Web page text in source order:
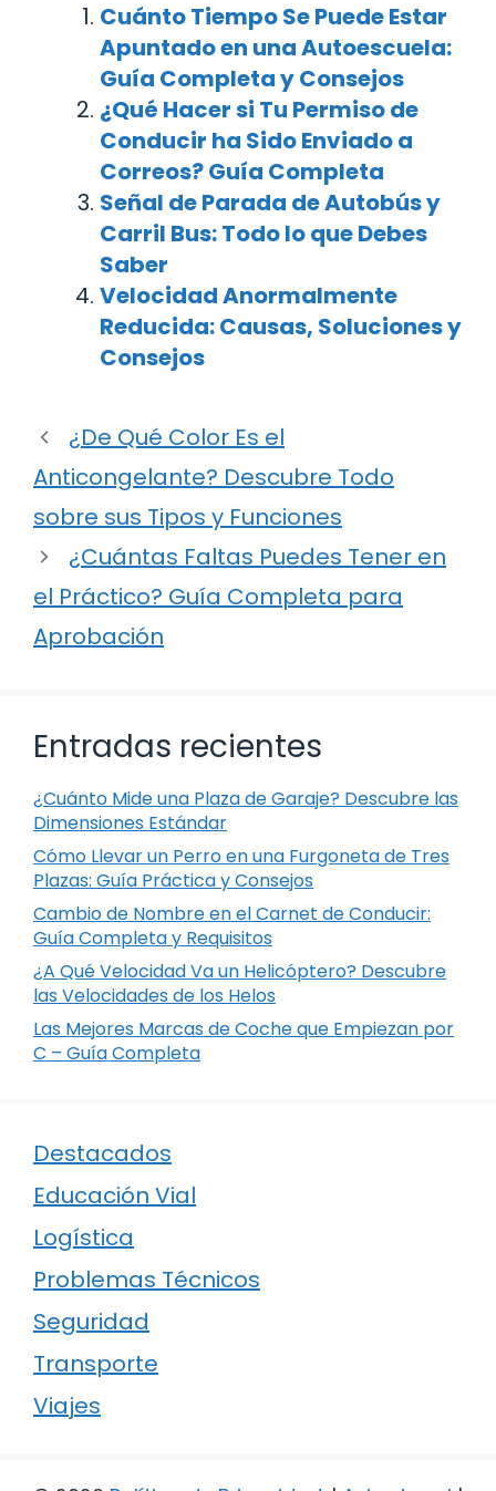
Cuánto Tiempo Se Puede Estar
Apuntado en una Autoescuela:
Guía Completa y Consejos
¿Qué Hacer si Tu Permiso de
Conducir ha Sido Enviado a
Correos? Guía Completa
Señal de Parada de Autobús y
Carril Bus: Todo lo que Debes
Saber
Velocidad Anormalmente
Reducida: Causas, Soluciones y
Consejos
¿De Qué Color Es el
Anticongelante? Descubre Todo
sobre sus Tipos y Funciones
¿Cuántas Faltas Puedes Tener en
el Práctico? Guía Completa para
Aprobación
Entradas recientes
¿Cuánto Mide una Plaza de Garaje? Descubre las
Dimensiones Estándar
Cómo Llevar un Perro en una Furgoneta de Tres
Plazas: Guía Práctica y Consejos
Cambio de Nombre en el Carnet de Conducir:
Guía Completa y Requisitos
¿A Qué Velocidad Va un Helicóptero? Descubre
las Velocidades de los Helos
Las Mejores Marcas de Coche que Empiezan por
C – Guía Completa
Destacados
Educación Vial
Logística
Problemas Técnicos
Seguridad
Transporte
Viajes